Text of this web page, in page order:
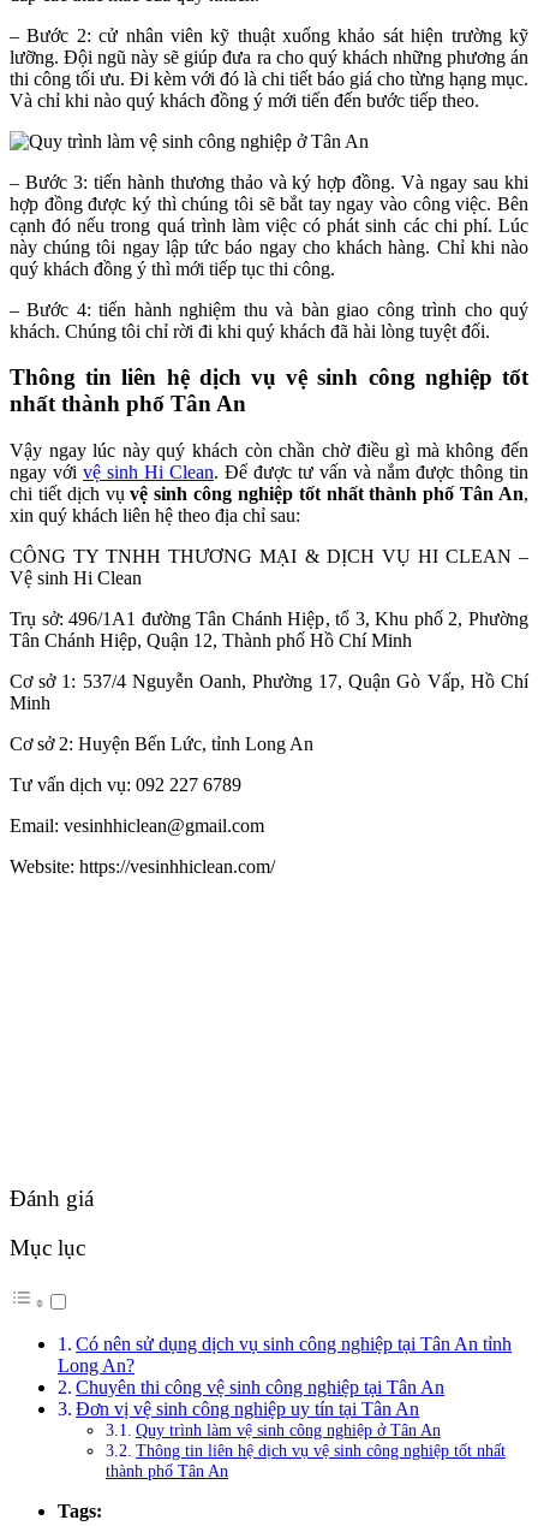
– Bước 2: cử nhân viên kỹ thuật xuống khảo sát hiện trường kỹ
lưỡng. Đội ngũ này sẽ giúp đưa ra cho quý khách những phương án
thi công tối ưu. Đi kèm với đó là chi tiết báo giá cho từng hạng mục.
Và chỉ khi nào quý khách đồng ý mới tiến đến bước tiếp theo.
– Bước 3: tiến hành thương thảo và ký hợp đồng. Và ngay sau khi
hợp đồng được ký thì chúng tôi sẽ bắt tay ngay vào công việc. Bên
cạnh đó nếu trong quá trình làm việc có phát sinh các chi phí. Lúc
này chúng tôi ngay lập tức báo ngay cho khách hàng. Chỉ khi nào
quý khách đồng ý thì mới tiếp tục thi công.
– Bước 4: tiến hành nghiệm thu và bàn giao công trình cho quý
khách. Chúng tôi chỉ rời đi khi quý khách đã hài lòng tuyệt đối.
Thông tin liên hệ dịch vụ vệ sinh công nghiệp tốt
nhất thành phố Tân An
Vậy ngay lúc này quý khách còn chần chờ điều gì mà không đến
ngay với vệ sinh Hi Clean. Để được tư vấn và nắm được thông tin
chi tiết dịch vụvệ sinh công nghiệp tốt nhất thành phố Tân An,
xin quý khách liên hệ theo địa chỉ sau:
CÔNG TY TNHH THƯƠNG MẠI & DỊCH VỤ HI CLEAN –
Vệ sinh Hi Clean
Trụ sở: 496/1A1 đường Tân Chánh Hiệp, tổ 3, Khu phố 2, Phường
Tân Chánh Hiệp, Quận 12, Thành phố Hồ Chí Minh
Cơ sở 1: 537/4 Nguyễn Oanh, Phường 17, Quận Gò Vấp, Hồ Chí
Minh
Cơ sở 2: Huyện Bến Lức, tỉnh Long An
Tư vấn dịch vụ: 092 227 6789
Email: vesinhhiclean@gmail.com
Website: https://vesinhhiclean.com/
Đánh giá
Mục lục
Có nên sử dụng dịch vụ sinh công nghiệp tại Tân An tỉnh
Long An?
Chuyên thi công vệ sinh công nghiệp tại Tân An
Đơn vị vệ sinh công nghiệp uy tín tại Tân An
Quy trình làm vệ sinh công nghiệp ở Tân An
Thông tin liên hệ dịch vụ vệ sinh công nghiệp tốt nhất
thành phố Tân An
Tags: